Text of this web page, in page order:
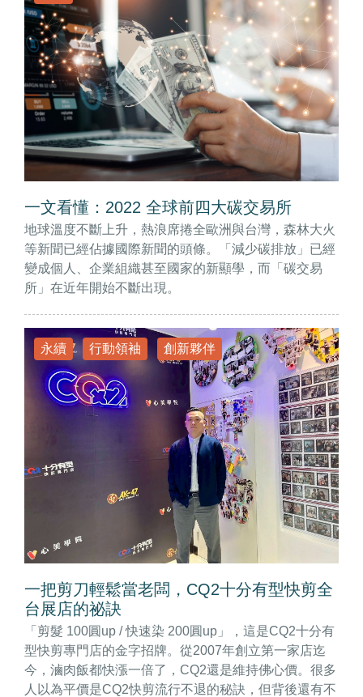
一文看懂：2022 全球前四大碳交易所
地球溫度不斷上升，熱浪席捲全歐洲與台灣，森林大火
等新聞已經佔據國際新聞的頭條。「減少碳排放」已經
變成個人、企業組織甚至國家的新顯學，而「碳交易
所」在近年開始不斷出現。
永續 行動領袖 創新夥伴
一把剪刀輕鬆當老闆，CQ2十分有型快剪全
台展店的祕訣
「剪髮 100圓up / 快速染 200圓up」，這是CQ2十分有
型快剪專門店的金字招牌。從2007年創立第一家店迄
今，滷肉飯都快漲一倍了，CQ2還是維持佛心價。很多
人以為平價是CQ2快剪流行不退的秘訣，但背後還有不